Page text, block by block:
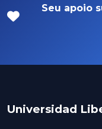
Seu apoio
Universidad